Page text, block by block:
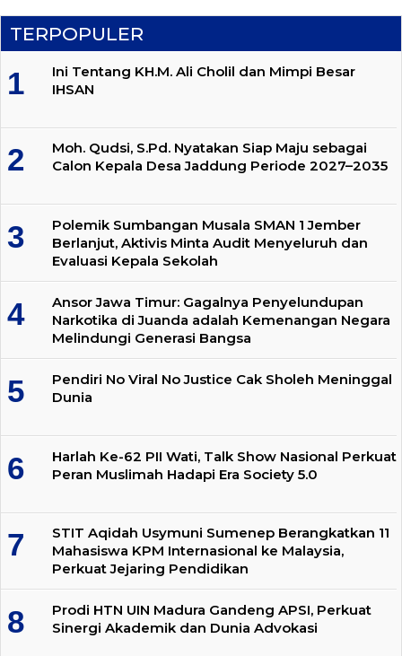
TERPOPULER
Ini Tentang KH.M. Ali Cholil dan Mimpi Besar
IHSAN
Moh. Qudsi, S.Pd. Nyatakan Siap Maju sebagai
Calon Kepala Desa Jaddung Periode 2027–2035
Polemik Sumbangan Musala SMAN 1 Jember
Berlanjut, Aktivis Minta Audit Menyeluruh dan
Evaluasi Kepala Sekolah
Ansor Jawa Timur: Gagalnya Penyelundupan
Narkotika di Juanda adalah Kemenangan Negara
Melindungi Generasi Bangsa
Pendiri No Viral No Justice Cak Sholeh Meninggal
Dunia
Harlah Ke-62 PII Wati, Talk Show Nasional Perkuat
Peran Muslimah Hadapi Era Society 5.0
STIT Aqidah Usymuni Sumenep Berangkatkan 11
Mahasiswa KPM Internasional ke Malaysia,
Perkuat Jejaring Pendidikan
Prodi HTN UIN Madura Gandeng APSI, Perkuat
Sinergi Akademik dan Dunia Advokasi